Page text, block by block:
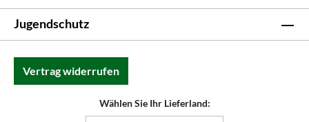
Jugendschutz
Vertrag widerrufen
Wählen Sie Ihr Lieferland: